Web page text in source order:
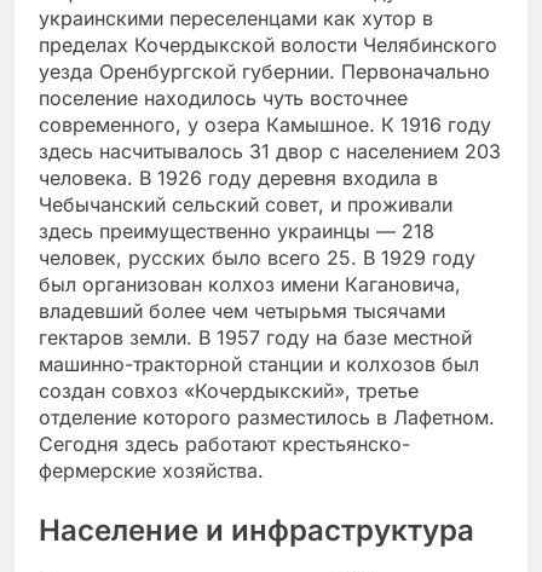
украинскими переселенцами как хутор в
пределах Кочердыкской волости Челябинского
уезда Оренбургской губернии. Первоначально
поселение находилось чуть восточнее
современного, у озера Камышное. К 1916 году
здесь насчитывалось 31 двор с населением 203
человека. В 1926 году деревня входила в
Чебычанский сельский совет, и проживали
здесь преимущественно украинцы — 218
человек, русских было всего 25. В 1929 году
был организован колхоз имени Кагановича,
владевший более чем четырьмя тысячами
гектаров земли. В 1957 году на базе местной
машинно-тракторной станции и колхозов был
создан совхоз «Кочердыкский», третье
отделение которого разместилось в Лафетном.
Сегодня здесь работают крестьянско-
фермерские хозяйства.
Население и инфраструктура